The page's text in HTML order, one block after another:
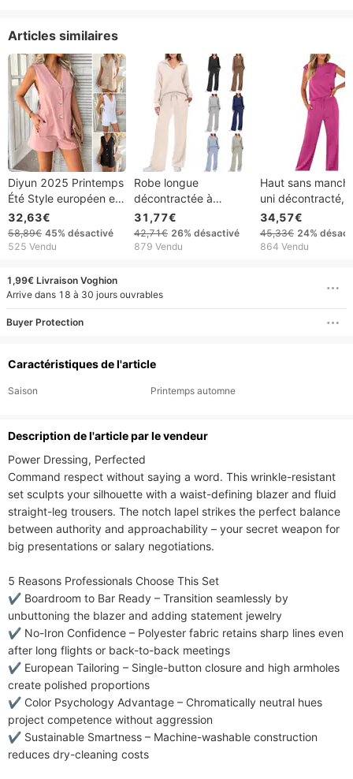
Articles similaires
Diyun 2025 Printemps
Été Style européen et
américain décontracté
vacances Gilet short
en rayonne couleur
32,63€
58,89€ 45% désactivé
525 Vendu
Robe longue
décontractée à
manches longues pour
femme, collection
automne-hiver 2025,
cordon de serrage,
couleur unie.
31,77€
42,71€ 26% désactivé
879 Vendu
Haut sans
uni décontracté,
pantalon taille
jambes larges,
transfrontalier
34,57€
45,33€ 24%
864 Vendu
1,99€ Livraison Voghion
Arrive dans 18 à 30 jours ouvrables
Buyer Protection
Caractéristiques de l'article
Saison Printemps automne
Description de l'article par le vendeur
Power Dressing, Perfected​​
Command respect without saying a word. This wrinkle-resistant
set sculpts your silhouette with a waist-defining blazer and fluid
straight-leg trousers. The notch lapel strikes the perfect balance
between authority and approachability – your secret weapon for
big presentations or salary negotiations.
​​5 Reasons Professionals Choose This Set​​
✔️ ​​Boardroom to Bar Ready​​ – Transition seamlessly by
unbuttoning the blazer and adding statement jewelry
✔️ ​​No-Iron Confidence​​ – Polyester fabric retains sharp lines even
after long flights or back-to-back meetings
✔️ ​​European Tailoring​​ – Single-button closure and high armholes
create polished proportions
✔️ ​​Color Psychology Advantage​​ – Chromatically neutral hues
project competence without aggression
✔️ ​​Sustainable Smartness​​ – Machine-washable construction
reduces dry-cleaning costs